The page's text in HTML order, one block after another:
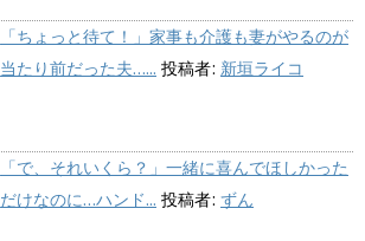
「ちょっと待て！」家事も介護も妻がやるのが
当たり前だった夫…... 投稿者: 新垣ライコ
「で、それいくら？」一緒に喜んでほしかった
だけなのに…ハンド... 投稿者: ずん